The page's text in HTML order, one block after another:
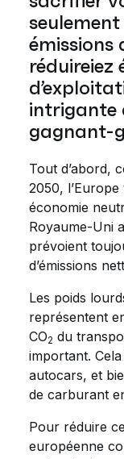
émissions
réduireiez
intrigante
gagnant-
Tout d’abord,
2050,
économie
Royaume-Uni
prévoient
d’émissions
Les poids
représentent
CO2 du
important.
autocars, et
de carburant
Pour réduire
européenne